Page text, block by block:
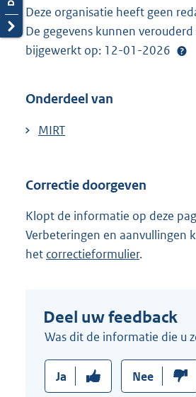
Deze organisatie heeft geen
De gegevens kunnen
bijgewerkt op: 12-01-2026
Onderdeel van
MIRT
Correctie doorgeven
Klopt de informatie op deze
Verbeteringen en aanvullingen
het correctieformulier.
Deel uw feedback
Was dit de informatie die u
Ja Nee